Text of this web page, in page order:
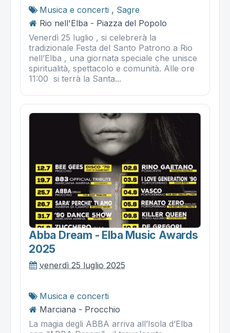
Musica e concerti , Sagre
Rio nell'Elba - Piazza del Popolo
Venerdì 25 luglio , si celebrerà la
tradizionale Festa del Santo Patrono a Rio
nell’Elba , una giornata speciale che unisce
spiritualità, spettacolo e comunità. Alle ore
11:00 si terrà la Santa...
Abba Dream - Elba Music Awards
2025
venerdì 25 luglio 2025
Musica e concerti
Marciana - Procchio
La magia degli ABBA arriva all’Isola d’Elba